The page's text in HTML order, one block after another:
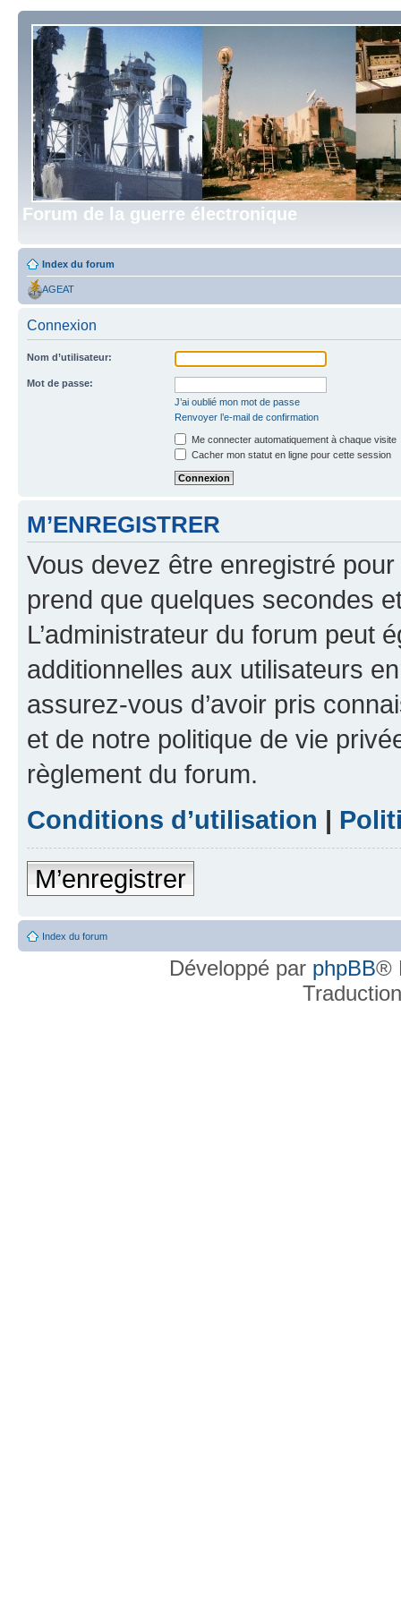
Forum de la guerre électronique
Index du forum
AGEAT
Connexion
Nom d’utilisateur:
Mot de passe:
J’ai oublié mon mot de passe
Renvoyer l’e-mail de confirmation
Me connecter automatiquement à chaque visite
Cacher mon statut en ligne pour cette session
M’ENREGISTRER
Vous devez être enregistré
prend que quelques secondes
L’administrateur du forum peut
additionnelles aux utilisateurs
assurez-vous d’avoir pris
et de notre politique de vie
règlement du forum.
Conditions d’utilisation |
M’enregistrer
Index du forum
Développé par phpBB®